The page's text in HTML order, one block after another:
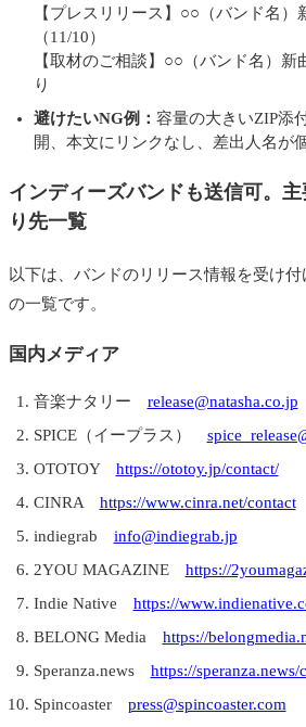
【プレスリリース】○○（バンド名
（11/10）
【取材のご相談】○○（バンド名）
り
避けたいNG例： 容量の大きいZIP添
開、本文にリンクなし、差出人名が
インディーズバンドも送信可。
り先一覧
以下は、バンドのリリース情報を受け
の一覧です。
国内メディア
音楽ナタリー release@natasha.co.jp
SPICE（イープラス）
OTOTOY https://ototoy.jp/contact/
CINRA https://www.cinra.net/contact
indiegrab info@indiegrab.jp
2YOU MAGAZINE https://
Indie Native https://
BELONG Media https://
Speranza.news https://speranza.news/
Spincoaster press@spincoaster.com